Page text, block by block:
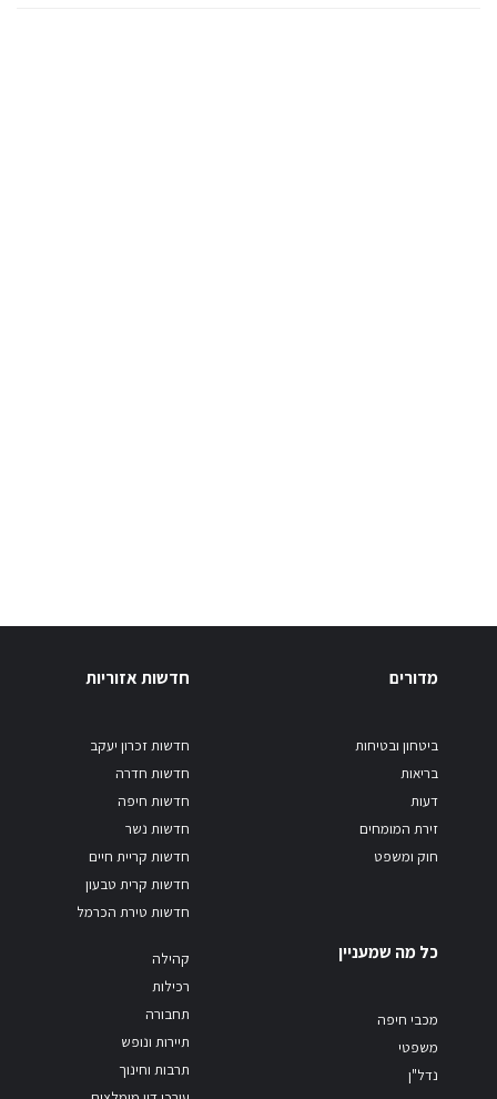
מדורים
ביטחון ובטיחות
בריאות
דעות
זירת המומחים
חוק ומשפט
חדשות אזוריות
חדשות זכרון יעקב
חדשות חדרה
חדשות חיפה
חדשות נשר
חדשות קריית חיים
חדשות קרית טבעון
חדשות טירת הכרמל
כל מה שמעניין
מכבי חיפה
משפטי
נדל"ן
קהילה
רכילות
תחבורה
תיירות ונופש
תרבות וחינוך